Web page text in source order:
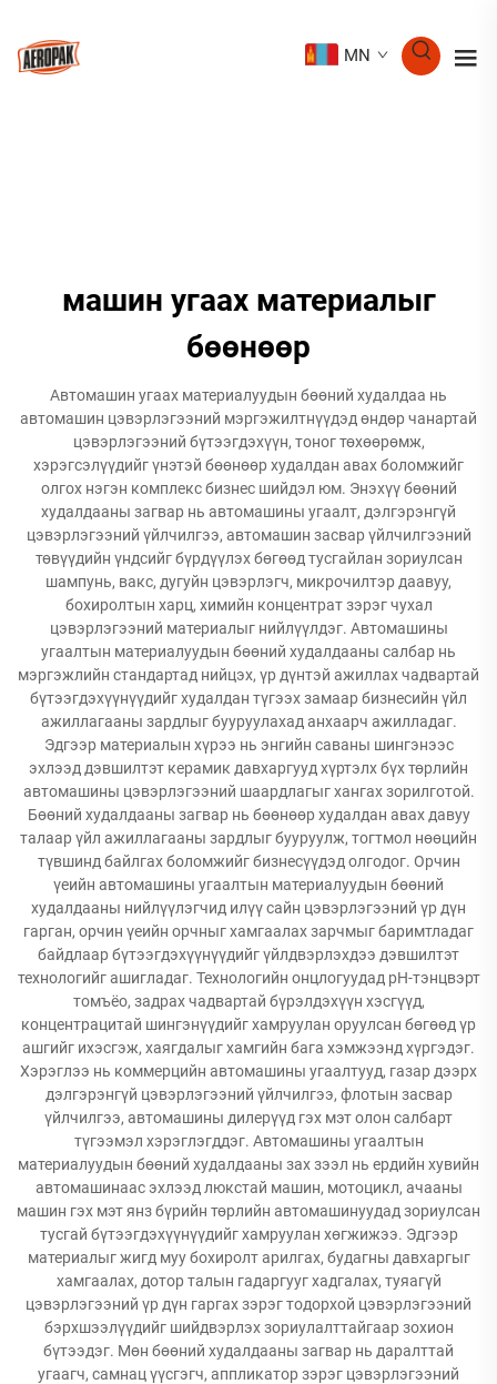
MN
машин угаах материалыг
бөөнөөр
Автомашин угаах материалуудын бөөний худалдаа нь
автомашин цэвэрлэгээний мэргэжилтнүүдэд өндөр чанартай
цэвэрлэгээний бүтээгдэхүүн, тоног төхөөрөмж,
хэрэгсэлүүдийг үнэтэй бөөнөөр худалдан авах боломжийг
олгох нэгэн комплекс бизнес шийдэл юм. Энэхүү бөөний
худалдааны загвар нь автомашины угаалт, дэлгэрэнгүй
цэвэрлэгээний үйлчилгээ, автомашин засвар үйлчилгээний
төвүүдийн үндсийг бүрдүүлэх бөгөөд тусгайлан зориулсан
шампунь, вакс, дугуйн цэвэрлэгч, микрочилтэр даавуу,
бохиролтын харц, химийн концентрат зэрэг чухал
цэвэрлэгээний материалыг нийлүүлдэг. Автомашины
угаалтын материалуудын бөөний худалдааны салбар нь
мэргэжлийн стандартад нийцэх, үр дүнтэй ажиллах чадвартай
бүтээгдэхүүнүүдийг худалдан түгээх замаар бизнесийн үйл
ажиллагааны зардлыг бууруулахад анхаарч ажилладаг.
Эдгээр материалын хүрээ нь энгийн саваны шингэнээс
эхлээд дэвшилтэт керамик давхаргууд хүртэлх бүх төрлийн
автомашины цэвэрлэгээний шаардлагыг хангах зорилготой.
Бөөний худалдааны загвар нь бөөнөөр худалдан авах давуу
талаар үйл ажиллагааны зардлыг бууруулж, тогтмол нөөцийн
түвшинд байлгах боломжийг бизнесүүдэд олгодог. Орчин
үеийн автомашины угаалтын материалуудын бөөний
худалдааны нийлүүлэгчид илүү сайн цэвэрлэгээний үр дүн
гарган, орчин үеийн орчныг хамгаалах зарчмыг баримтладаг
байдлаар бүтээгдэхүүнүүдийг үйлдвэрлэхдээ дэвшилтэт
технологийг ашигладаг. Технологийн онцлогуудад pH-тэнцвэрт
томъёо, задрах чадвартай бүрэлдэхүүн хэсгүүд,
концентрацитай шингэнүүдийг хамруулан оруулсан бөгөөд үр
ашгийг ихэсгэж, хаягдалыг хамгийн бага хэмжээнд хүргэдэг.
Хэрэглээ нь коммерцийн автомашины угаалтууд, газар дээрх
дэлгэрэнгүй цэвэрлэгээний үйлчилгээ, флотын засвар
үйлчилгээ, автомашины дилерүүд гэх мэт олон салбарт
түгээмэл хэрэглэгддэг. Автомашины угаалтын
материалуудын бөөний худалдааны зах зээл нь ердийн хувийн
автомашинаас эхлээд люкстай машин, мотоцикл, ачааны
машин гэх мэт янз бүрийн төрлийн автомашинуудад зориулсан
тусгай бүтээгдэхүүнүүдийг хамруулан хөгжижээ. Эдгээр
материалыг жигд муу бохиролт арилгах, будагны давхаргыг
хамгаалах, дотор талын гадаргууг хадгалах, туяагүй
цэвэрлэгээний үр дүн гаргах зэрэг тодорхой цэвэрлэгээний
бэрхшээлүүдийг шийдвэрлэх зориулалттайгаар зохион
бүтээдэг. Мөн бөөний худалдааны загвар нь даралттай
угаагч, самнац үүсгэгч, аппликатор зэрэг цэвэрлэгээний